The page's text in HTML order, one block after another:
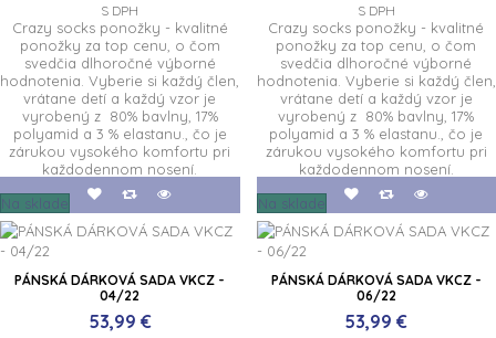
S DPH
Crazy socks ponožky - kvalitné
ponožky za top cenu, o čom
svedčia dlhoročné výborné
hodnotenia. Vyberie si každý člen,
vrátane detí a každý vzor je
vyrobený z 80% bavlny, 17%
polyamid a 3 % elastanu., čo je
zárukou vysokého komfortu pri
každodennom nosení.
Na sklade
S DPH
Crazy socks ponožky - kvalitné
ponožky za top cenu, o čom
svedčia dlhoročné výborné
hodnotenia. Vyberie si každý člen,
vrátane detí a každý vzor je
vyrobený z 80% bavlny, 17%
polyamid a 3 % elastanu., čo je
zárukou vysokého komfortu pri
každodennom nosení.
Na sklade
PÁNSKÁ DÁRKOVÁ SADA VKCZ -
04/22
53,99 €
PÁNSKÁ DÁRKOVÁ SADA VKCZ -
06/22
53,99 €